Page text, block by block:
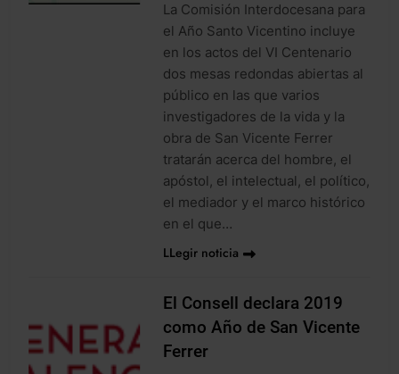
La Comisión Interdocesana para
el Año Santo Vicentino incluye
en los actos del VI Centenario
dos mesas redondas abiertas al
público en las que varios
investigadores de la vida y la
obra de San Vicente Ferrer
tratarán acerca del hombre, el
apóstol, el intelectual, el político,
el mediador y el marco histórico
en el que…
LLegir noticia
El Consell declara 2019
como Año de San Vicente
Ferrer